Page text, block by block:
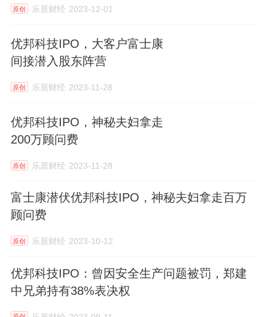
原创 乐居财经 2023-12-01
优邦科技IPO，大客户富士康
间接潜入股东阵营
原创 乐居财经 2023-11-28
优邦科技IPO，神秘夫妇拿走
200万顾问费
原创 乐居财经 2023-11-28
富士康潜伏优邦科技IPO，神秘夫妇拿走百万
顾问费
原创 乐居财经 2023-10-12
优邦科技IPO：曾因安全生产问题被罚，郑建
中兄弟持有38%表决权